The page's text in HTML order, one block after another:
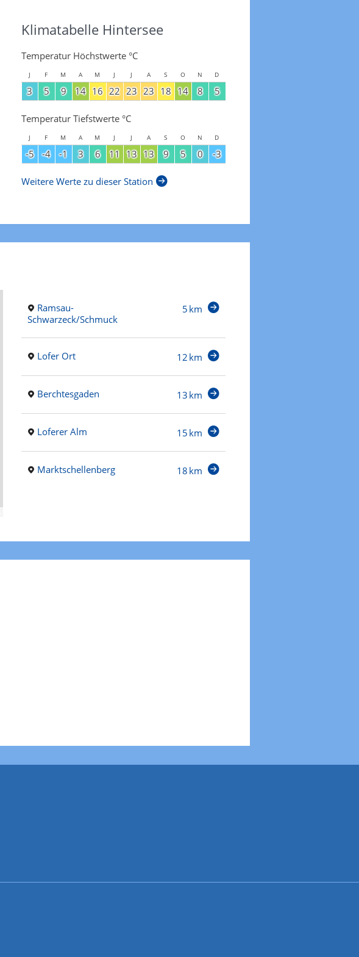
Klimatabelle Hintersee
Temperatur Höchstwerte °C
J F M A M J J A S O N D
3 5 9 14 16 22 23 23 18 14 8 5
Temperatur Tiefstwerte °C
J F M A M J J A S O N D
-5 -4 -1 3 6 11 13 13 9 5 0 -3
Weitere Werte zu dieser Station
Ramsau-
Schwarzeck/Schmuck
5 km
Lofer Ort 12 km
Berchtesgaden 13 km
Loferer Alm 15 km
Marktschellenberg 18 km